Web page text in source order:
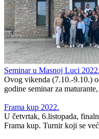
Seminar u Masnoj Luci 2022.
Ovog vikenda (7.10.-9.10.)
godine seminar za
Frama kup 2022.
U četvrtak, 6.listopada,
Frama kup. Turnir koji se